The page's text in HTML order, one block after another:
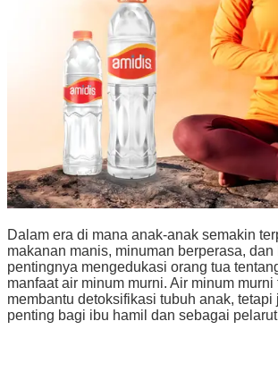
Dalam era di mana anak-anak semakin
makanan manis, minuman berperasa, dan
pentingnya mengedukasi orang tua
manfaat air minum murni. Air minum murni
membantu detoksifikasi tubuh anak, tetapi
penting bagi ibu hamil dan sebagai